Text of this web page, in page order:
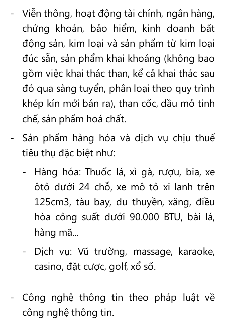
Viễn thông, hoạt động tài chính, ngân hàng,
chứng khoán, bảo hiểm, kinh doanh bất
động sản, kim loại và sản phẩm từ kim loại
đúc sẵn, sản phẩm khai khoáng (không bao
gồm việc khai thác than, kể cả khai thác sau
đó qua sàng tuyển, phân loại theo quy trình
khép kín mới bán ra), than cốc, dầu mỏ tinh
chế, sản phẩm hoá chất.
Sản phẩm hàng hóa và dịch vụ chịu thuế
tiêu thụ đặc biệt như:
Hàng hóa: Thuốc lá, xì gà, rượu, bia, xe
ôtô dưới 24 chỗ, xe mô tô xi lanh trên
125cm3, tàu bay, du thuyền, xăng, điều
hòa công suất dưới 90.000 BTU, bài lá,
hàng mã...
Dịch vụ: Vũ trường, massage, karaoke,
casino, đặt cược, golf, xổ số.
Công nghệ thông tin theo pháp luật về
công nghệ thông tin.